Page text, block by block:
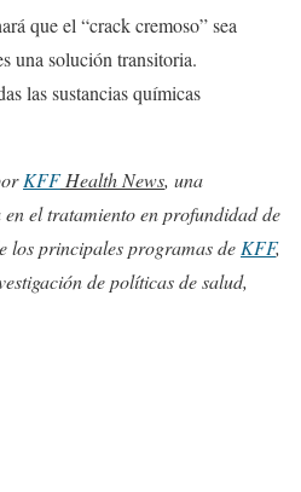
que el “crack cremoso” sea
una solución transitoria.
las sustancias químicas
KFFHealth News, una
el tratamiento en profundidad de
los principales programas deKFF,
de políticas de salud,